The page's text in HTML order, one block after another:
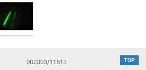
TOP
002303/11513